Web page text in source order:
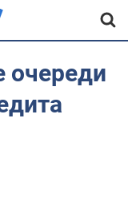
очереди